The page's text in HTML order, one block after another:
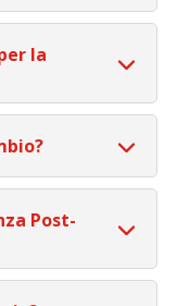
la
Post-